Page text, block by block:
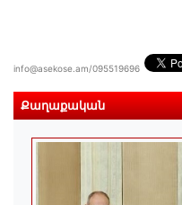
info@asekose.am/095519696
Քաղաքական